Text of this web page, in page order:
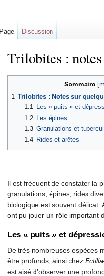
Trilobites : notes
Sommaire[
1 Trilobites : Notes sur
1.1
Les « puits » et
1.2
Les épines
1.3 Granulations et
1.4
Rides et arêtes
Il est fréquent de constater la
granulations, épines, rides
biologique est souvent délicat.
ont pu jouer un rôle important
Les « puits » et
De très nombreuses espèces
être profonds, ainsi chez
est aisé d’observer une
Page Discussion